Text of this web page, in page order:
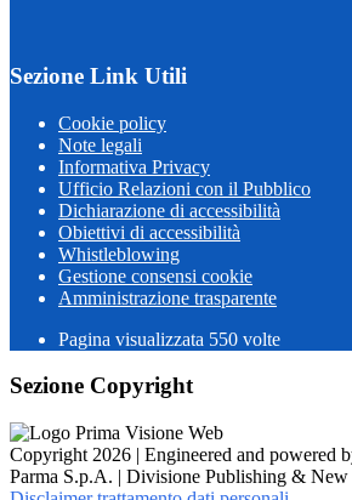
Sezione Link Utili
Cookie policy
Note legali
Informativa Privacy
Ufficio Relazioni con il Pubblico
Dichiarazione di accessibilità
Obiettivi di accessibilità
Whistleblowing
Gestione consensi cookie
Amministrazione trasparente
Pagina visualizzata 550 volte
Sezione Copyright
Copyright 2026 | Engineered and powered
Parma S.p.A. | Divisione Publishing & New